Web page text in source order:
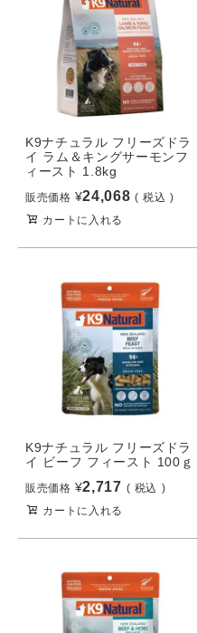
K9ナチュラル フリーズドラ
イ ラム＆キングサーモンフ
ィースト 1.8kg
販売価格 ¥24,068
税込
カートに入れる
K9ナチュラル フリーズドラ
イ ビーフ フィースト 100ｇ
販売価格 ¥2,717
税込
カートに入れる